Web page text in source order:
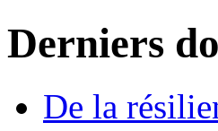
Derniers
De la